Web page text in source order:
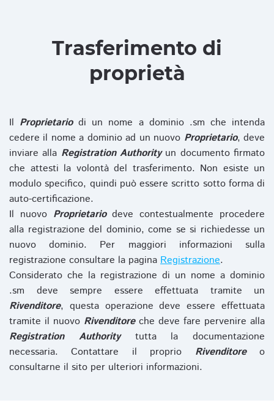
Trasferimento di
proprietà
Il Proprietariodi un nome a dominio .sm che intenda
cedere il nome a dominio ad un nuovo Proprietario, deve
inviare alla Registration Authorityun documento firmato
che attesti la volontà del trasferimento. Non esiste un
modulo specifico, quindi può essere scritto sotto forma di
auto-certificazione.
Il nuovo Proprietariodeve contestualmente procedere
alla registrazione del dominio, come se si richiedesse un
nuovo dominio. Per maggiori informazioni sulla
registrazione consultare la pagina Registrazione.
Considerato che la registrazione di un nome a dominio
.sm deve sempre essere effettuata tramite un
Rivenditore, questa operazione deve essere effettuata
tramite il nuovo Rivenditoreche deve fare pervenire alla
Registration Authoritytutta la documentazione
necessaria. Contattare il proprio Rivenditoreo
consultarne il sito per ulteriori informazioni.